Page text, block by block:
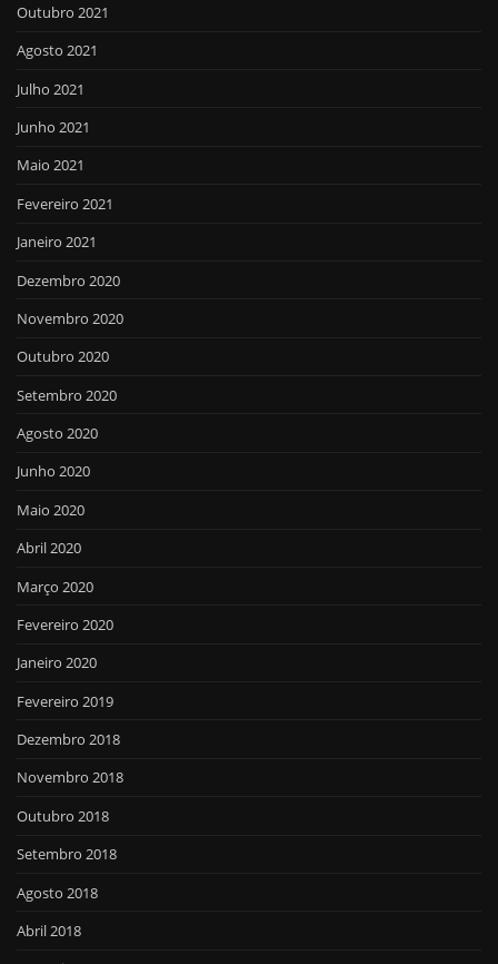
Outubro 2021
Agosto 2021
Julho 2021
Junho 2021
Maio 2021
Fevereiro 2021
Janeiro 2021
Dezembro 2020
Novembro 2020
Outubro 2020
Setembro 2020
Agosto 2020
Junho 2020
Maio 2020
Abril 2020
Março 2020
Fevereiro 2020
Janeiro 2020
Fevereiro 2019
Dezembro 2018
Novembro 2018
Outubro 2018
Setembro 2018
Agosto 2018
Abril 2018